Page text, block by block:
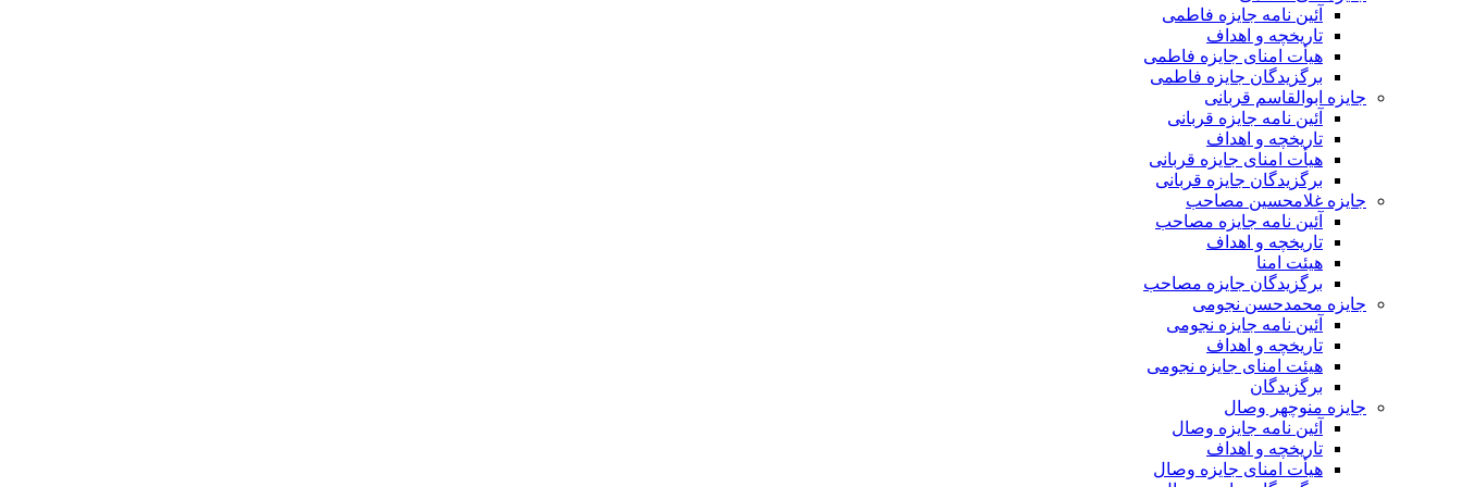
آئین نامه جایزه فاطمی
تاریخچه و اهداف
هیأت امنای جایزه فاطمی
برگزیدگان جایزه فاطمی
جایزه ابوالقاسم قربانی
آئین نامه جایزه قربانی
تاریخچه و اهداف
هیأت امنای جایزه قربانی
برگزیدگان جایزه قربانی
جایزه غلامحسین مصاحب
آئین نامه جایزه مصاحب
تاریخچه و اهداف
هیئت امنا
برگزیدگان جایزه مصاحب
جایزه محمدحسن نجومی
آئین نامه جایزه نجومی
تاریخچه و اهداف
هیئت امنای جایزه نجومی
برگزیدگان
جایزه منوچهر وصال
آئین نامه جایزه وصال
تاریخچه و اهداف
هیأت امنای جایزه وصال